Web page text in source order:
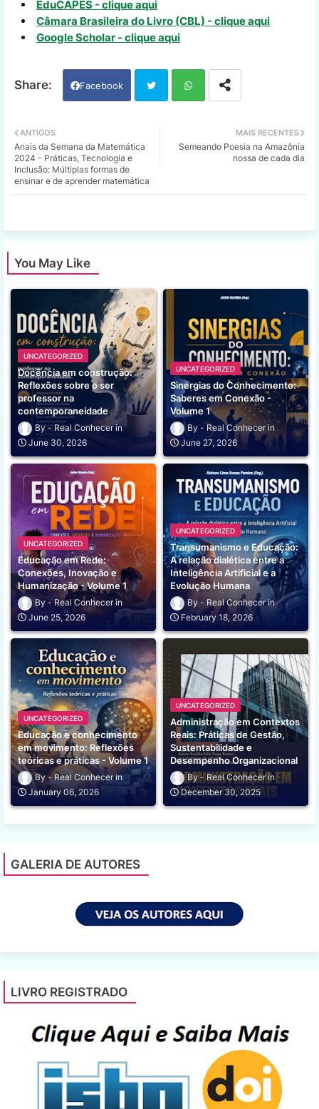
EduCAPES - clique aqui
Câmara Brasileira do Livro (CBL) - clique aqui
Google Scholar - clique aqui
Facebook
tter ats
MAIS RECENTES
Semeando Poesia na Amazônia
nossa de cada dia
ANTIGOS
Anais da Semana da Matemática
2024 - Práticas, Tecnologia e
Inclusão: Múltiplas formas de
ensinar e de aprender matemática
You May Like
UNCATEGORIZED
Docência em construção:
Reflexões sobre o ser
professor na
contemporaneidade
Real Conhecer
June 30, 2026
UNCATEGORIZED
Sinergias do Conhecimento:
Saberes em Conexão -
Volume 1
Real Conhecer
June 27, 2026
UNCATEGORIZED
Educação em Rede:
Conexões, Inovação e
Humanização - Volume 1
Real Conhecer
June 25, 2026
UNCATEGORIZED
Transumanismo e Educação:
A relação dialética entre a
Inteligência Artificial e a
Evolução Humana
Real Conhecer
February 18, 2026
UNCATEGORIZED
Educação e conhecimento
em movimento: Reflexões
teóricas e práticas - Volume 1
Real Conhecer
January 06, 2026
UNCATEGORIZED
Administração em Contextos
Reais: Práticas de Gestão,
Sustentabilidade e
Desempenho Organizacional
Real Conhecer
December 30, 2025
GALERIA DE AUTORES
LIVRO REGISTRADO